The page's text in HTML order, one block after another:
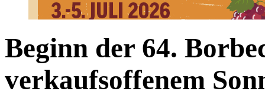
Borbecker Weinfest und großes Oldtimertreffen laden vom 3. bis 5.
Beginn der 64.
verkaufsoffenem